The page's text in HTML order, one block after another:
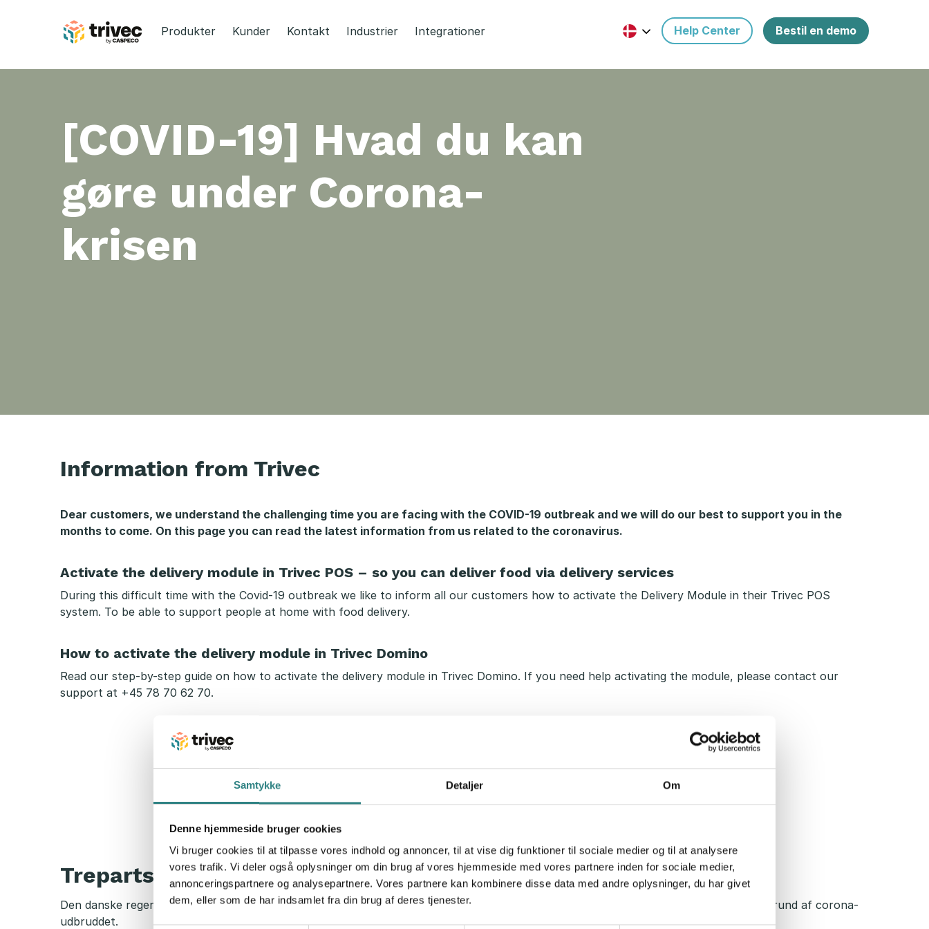
Samtykke Detaljer Om
Denne hjemmeside bruger cookies
Vi bruger cookies til at tilpasse vores indhold og annoncer, til at vise dig funktioner til sociale medier og til at analysere
vores trafik. Vi deler også oplysninger om din brug af vores hjemmeside med vores partnere inden for sociale medier,
annonceringspartnere og analysepartnere. Vores partnere kan kombinere disse data med andre oplysninger, du har givet
dem, eller som de har indsamlet fra din brug af deres tjenester.
Produkter Kunder Kontakt Industrier Integrationer Help Center Bestil en demo
[COVID-19] Hvad du kan
gøre under Corona-
krisen
Information from Trivec
Dear customers, we understand the challenging time you are facing with the COVID-19 outbreak and we will do our best to support you in the
months to come. On this page you can read the latest information from us related to the coronavirus.
Activate the delivery module in Trivec POS – so you can deliver food via delivery services
During this difficult time with the Covid-19 outbreak we like to inform all our customers how to activate the Delivery Module in their Trivec POS
system. To be able to support people at home with food delivery.
How to activate the delivery module in Trivec Domino
Read our step-by-step guide on how to activate the delivery module in Trivec Domino. If you need help activating the module, please contact our
support at +45 78 70 62 70.
Trepartsaftale skal hjælpe lønmodtagere
Den danske regering og arbejdsmarkedets parter giver en hjælpende hånd til de medarbejdere, der er i fare for at miste deres job på grund af corona-
udbruddet.